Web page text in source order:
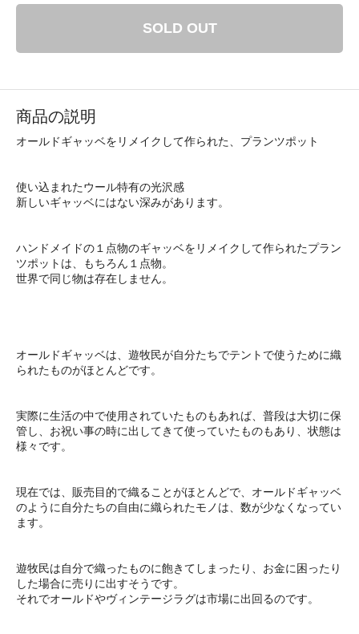
SOLD OUT
商品の説明
オールドギャッベをリメイクして作られた、プランツポット
使い込まれたウール特有の光沢感
新しいギャッベにはない深みがあります。
ハンドメイドの１点物のギャッベをリメイクして作られたプラン
ツポットは、もちろん１点物。
世界で同じ物は存在しません。
オールドギャッベは、遊牧民が自分たちでテントで使うために織
られたものがほとんどです。
実際に生活の中で使用されていたものもあれば、普段は大切に保
管し、お祝い事の時に出してきて使っていたものもあり、状態は
様々です。
現在では、販売目的で織ることがほとんどで、オールドギャッベ
のように自分たちの自由に織られたモノは、数が少なくなってい
ます。
遊牧民は自分で織ったものに飽きてしまったり、お金に困ったり
した場合に売りに出すそうです。
それでオールドやヴィンテージラグは市場に出回るのです。